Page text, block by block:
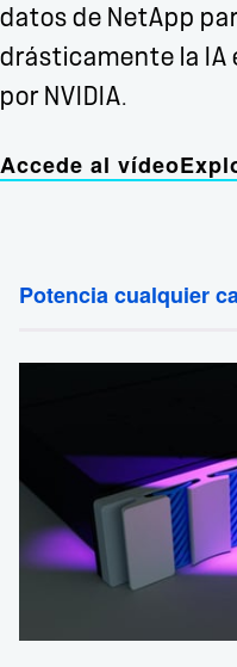
datos de NetApp
drásticamente la IA
por NVIDIA.
Accede al vídeo
Potencia cualquier